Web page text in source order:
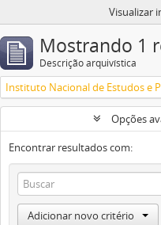
Visualizar
Mostrando 1
Descrição arquivística
Opções
Encontrar resultados com:
Adicionar novo critério